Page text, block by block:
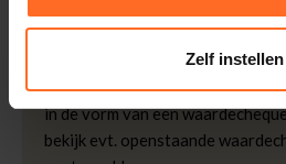
Zelf instellen
één van de vele betaalopties.
Besteed € 100,- binnen een half
in de vorm van een
bekijk evt. openstaande